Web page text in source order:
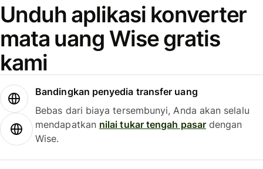
Unduh aplikasi konverter
mata uang Wise gratis
kami
Bandingkan penyedia transfer uang
Bebas dari biaya tersembunyi, Anda akan selalu
mendapatkan nilai tukar tengah pasardengan
Wise.